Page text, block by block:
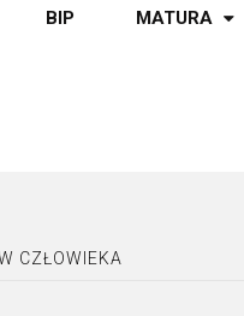
BIP MATURA
CZŁOWIEKA